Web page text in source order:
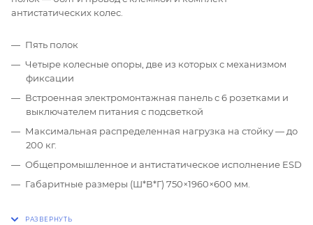
антистатических колес.
Пять полок
Четыре колесные опоры, две из которых с механизмом
фиксации
Встроенная электромонтажная панель с 6 розетками и
выключателем питания с подсветкой
Максимальная распределенная нагрузка на стойку — до
200 кг.
Общепромышленное и антистатическое исполнение ESD
Габаритные размеры (Ш*В*Г) 750×1960×600 мм.